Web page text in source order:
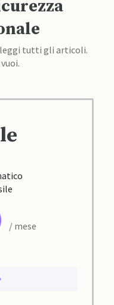
tutti gli articoli.
/ mese